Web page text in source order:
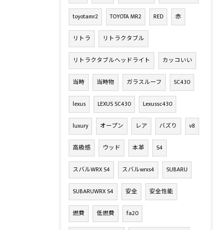
toyotamr2 TOYOTA MR2 RED 赤
リトラ リトラクタブル
リトラクタブルヘッドライト カッコいい
当時 当時物 ガラスルーフ SC430
lexus LEXUS SC430 Lexussc430
luxury オープン レア バズり v8
高級感 ウッド 本革 S4
スバルWRX S4 スバルwrxs4 SUBARU
SUBARUWRX S4 安全 安全性能
燃費 低燃費 fa20